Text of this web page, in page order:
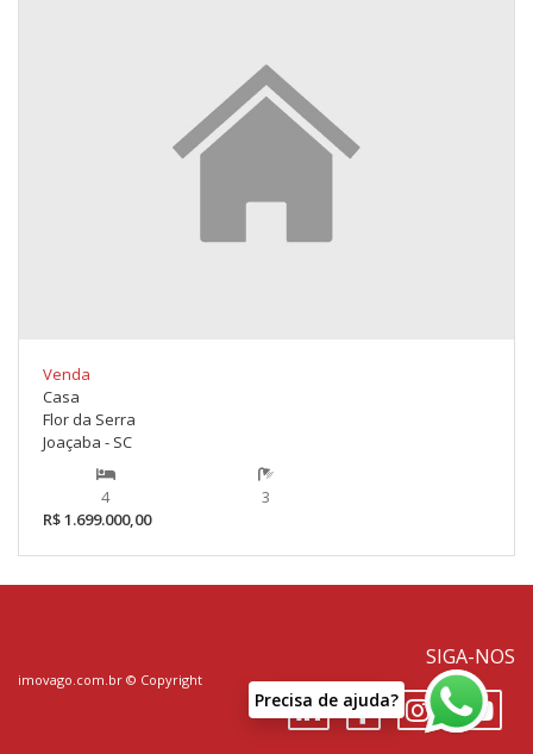
Venda
Casa
Flor da Serra
Joaçaba - SC
4
3
R$ 1.699.000,00
imovago.com.br © Copyright
SIGA-NOS
Precisa de ajuda?